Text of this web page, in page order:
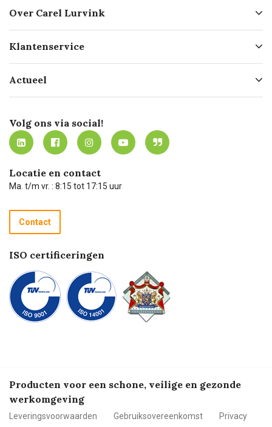
Over Carel Lurvink
Geschiedenis
Missie
Certificering
Werken bij Carel Lurvink
MVO
Klantenservice
Bezorgen
Mijn Carel Lurvink
Mijn Carel Lurvink instructievideo's
Carel Lurvink App
Hulp op afstand
Technische dienst
Recycle programma
Betalen
Actueel
Innovation LAB
Tevreden klanten
Carel Lurvink Blog
Carel de podcast
Volg ons via social!
Locatie en contact
Ma. t/m vr. : 8:15 tot 17:15 uur
Contact
ISO certificeringen
Producten voor een schone, veilige en gezonde
werkomgeving
Leveringsvoorwaarden Gebruiksovereenkomst
Privacy